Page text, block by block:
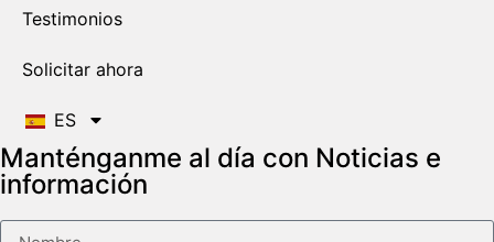
Testimonios
Solicitar ahora
ES
Manténganme al día con Noticias e
información